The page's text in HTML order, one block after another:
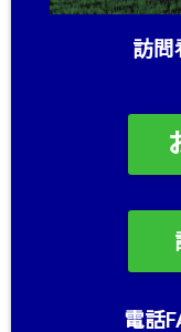
訪問
電話